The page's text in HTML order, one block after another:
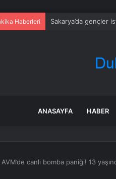
Haberleri Sakarya’da gençler
ANASAYFA HABER
AVM’de canlı bomba paniği! 13